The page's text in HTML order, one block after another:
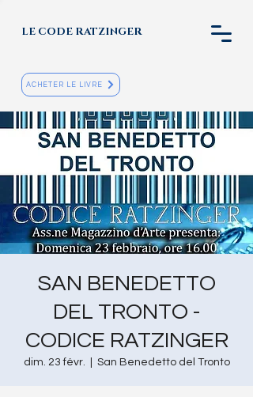
LE CODE RATZINGER
ACHETER LE LIVRE
SAN BENEDETTO
DEL TRONTO -
CODICE RATZINGER
dim. 23 févr. San Benedetto del Tronto